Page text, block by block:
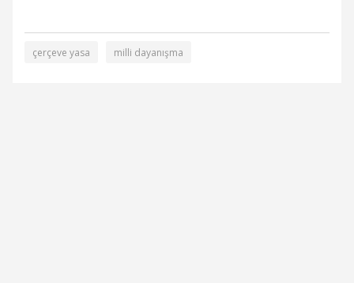
çerçeve yasa milli dayanışma